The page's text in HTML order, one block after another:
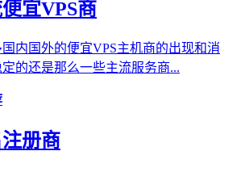
宜VPS商
内国外的便宜VPS主机商的出现和消
的还是那么一些主流服务商...
册商